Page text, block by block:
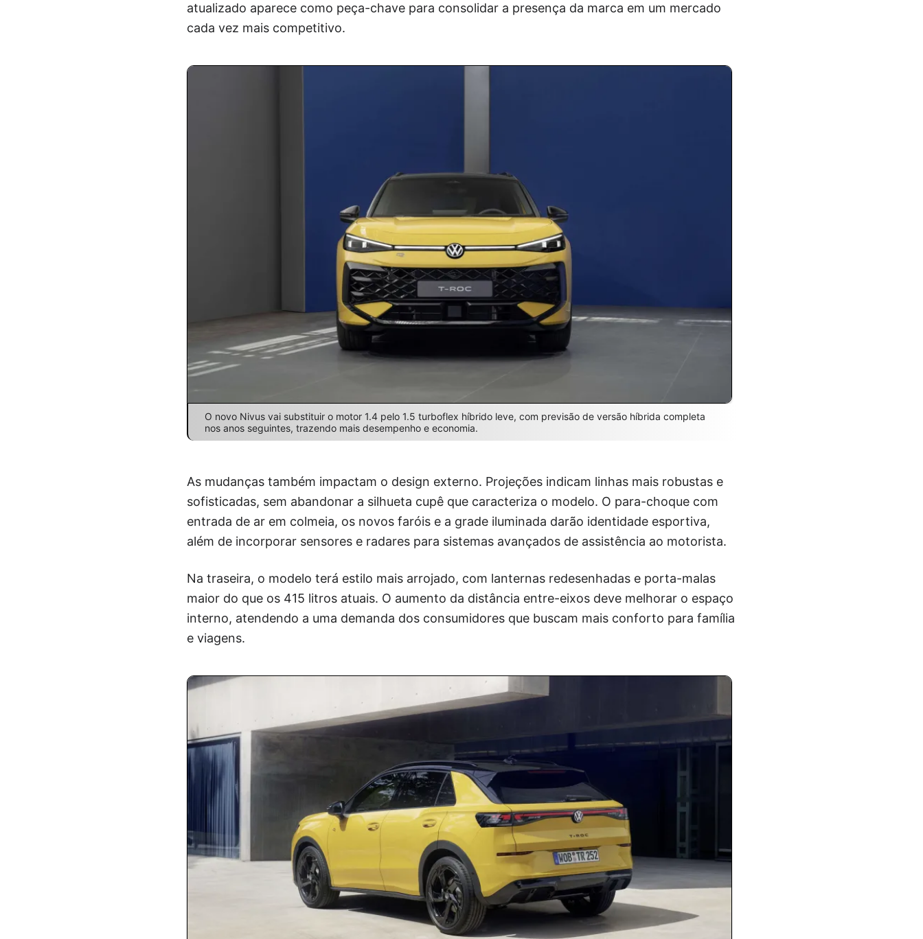
atualizado aparece como peça-chave para consolidar a presença da marca em um mercado
cada vez mais competitivo.
O novo Nivus vai substituir o motor 1.4 pelo 1.5 turboflex híbrido leve, com previsão de versão híbrida completa
nos anos seguintes, trazendo mais desempenho e economia.
As mudanças também impactam o design externo. Projeções indicam linhas mais robustas e
sofisticadas, sem abandonar a silhueta cupê que caracteriza o modelo. O para-choque com
entrada de ar em colmeia, os novos faróis e a grade iluminada darão identidade esportiva,
além de incorporar sensores e radares para sistemas avançados de assistência ao motorista.
Na traseira, o modelo terá estilo mais arrojado, com lanternas redesenhadas e porta-malas
maior do que os 415 litros atuais. O aumento da distância entre-eixos deve melhorar o espaço
interno, atendendo a uma demanda dos consumidores que buscam mais conforto para família
e viagens.